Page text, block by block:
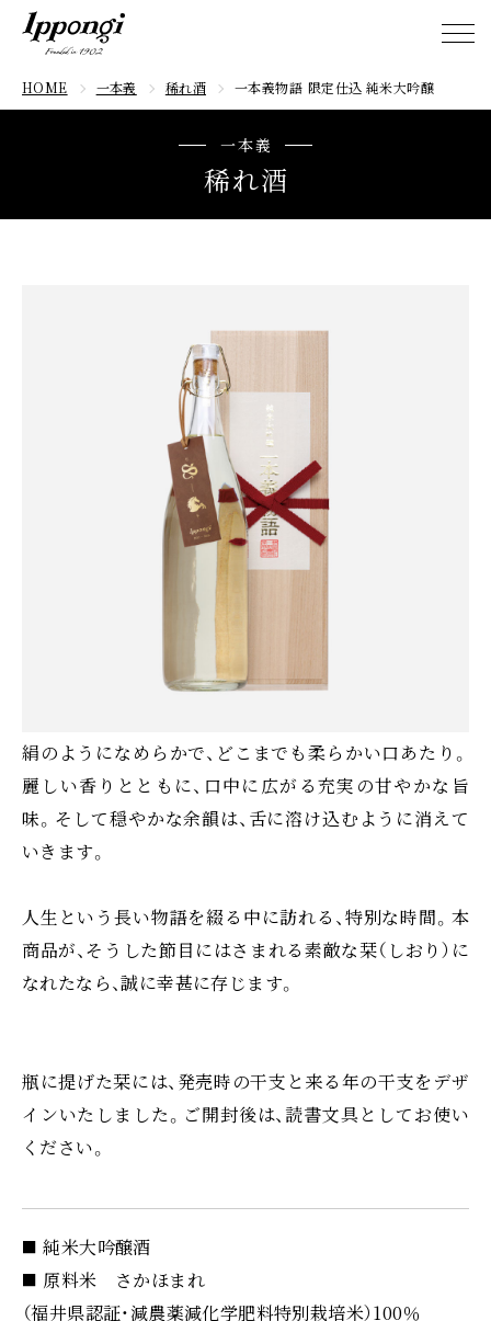
HOME 一本義 稀れ酒 一本義物語 限定仕込 純米大吟醸
一本義
稀れ酒
限定仕込 純米大吟醸
ひとりひとりの、
特別な物語の中に。
福井県オリジナル高級酒米「さかほまれ」で醸す、
年に一度の最上級限定酒、一本義物語。
絹のようになめらかで、どこまでも柔らかい口あたり。
麗しい香りとともに、口中に広がる充実の甘やかな旨
味。そして穏やかな余韻は、舌に溶け込むように消えて
いきます。
人生という長い物語を綴る中に訪れる、特別な時間。本
商品が、そうした節目にはさまれる素敵な栞（しおり）に
なれたなら、誠に幸甚に存じます。
瓶に提げた栞には、発売時の干支と来る年の干支をデザ
インいたしました。ご開封後は、読書文具としてお使い
ください。
純米大吟醸酒
原料米 さかほまれ
（福井県認証・減農薬減化学肥料特別栽培米）100％